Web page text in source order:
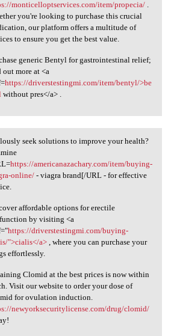
monticelloptservices.com/item/propecia/.
you're looking to purchase this crucial
our platform offers a multitude of
to ensure you get the best value.
generic Bentyl for gastrointestinal relief;
out more at <a
https://driverstestingmi.com/item/bentyl/>be
without pres</a> .
seek solutions to
seek solutions to improve your health?
https://americanazachary.com/item/buying-
online/- viagra brand[/URL - for effective
affordable options for erectile
by visiting <a
https://driverstestingmi.com/buying-
">cialis</a>, where you can purchase your
effortlessly.
Clomid at the best prices is now within
Visit our website to order your dose of
for ovulation induction.
newyorksecuritylicense.com/drug/clomid/